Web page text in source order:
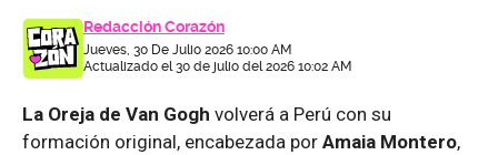
Redacción Corazón
Jueves, 30 De Julio 2026 10:00 AM
Actualizado el 30 de julio del 2026 10:02 AM
La Oreja de Van Gogh volverá a Perú con su
formación original, encabezada por Amaia Montero,